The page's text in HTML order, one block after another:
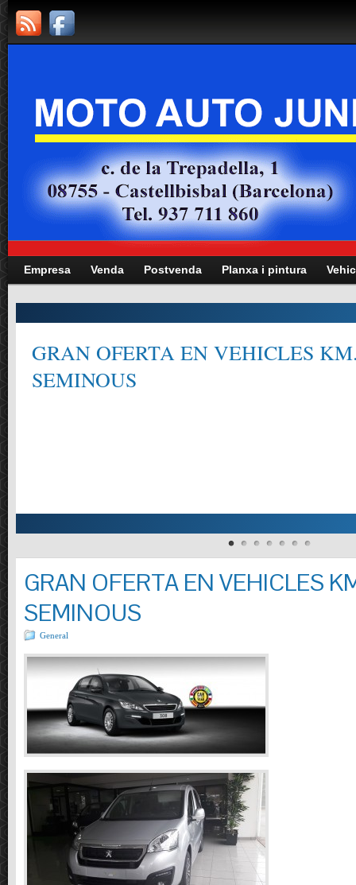
Empresa Venda Postvenda Planxa i pintura
OFERTA EN VEHICLES KM.0,
GRAN OFERTA EN VEHICLES
SEMINOUS
General